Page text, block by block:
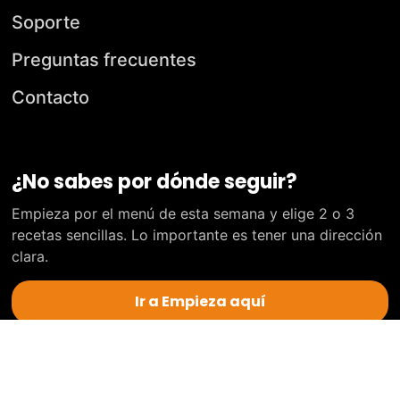
Soporte
Preguntas frecuentes
Contacto
¿No sabes por dónde seguir?
Empieza por el menú de esta semana y elige 2 o 3
recetas sencillas. Lo importante es tener una dirección
clara.
Ir a Empieza aquí